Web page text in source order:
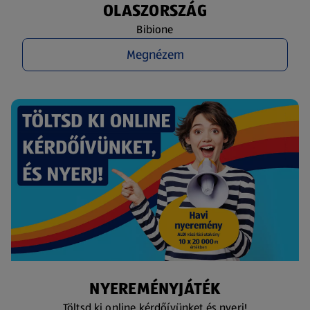
OLASZORSZÁG
Bibione
Megnézem
NYEREMÉNYJÁTÉK